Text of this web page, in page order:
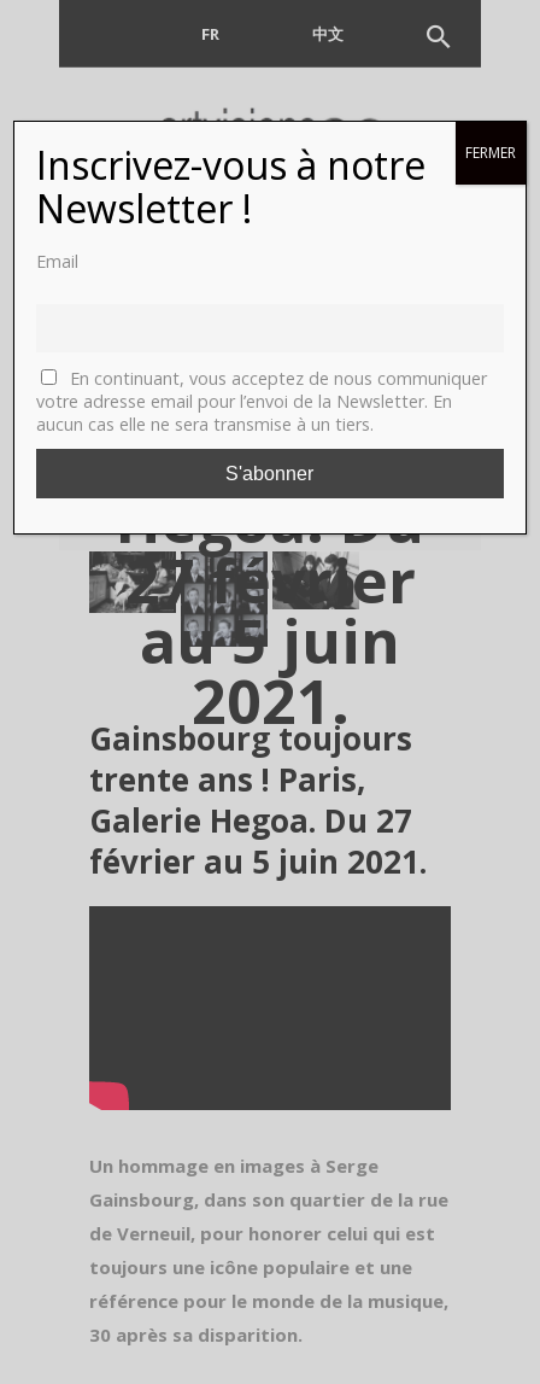
FR 中文
Gainsbourg
Paris,
Galerie
Hegoa. Du
27 février
au 5 juin
2021.
Gainsbourg toujours
trente ans ! Paris,
Galerie Hegoa. Du 27
février au 5 juin 2021.
Un hommage en images à Serge
Gainsbourg, dans son quartier de la rue
de Verneuil, pour honorer celui qui est
toujours une icône populaire et une
référence pour le monde de la musique,
30 après sa disparition.
Inscrivez-vous à notre
Newsletter !
Email
En continuant, vous acceptez de nous communiquer
votre adresse email pour l’envoi de la Newsletter. En
aucun cas elle ne sera transmise à un tiers.
FERMER